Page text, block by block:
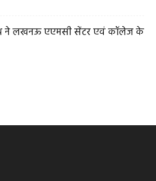
ने लखनऊ एएमसी सेंटर एवं कॉलेज के